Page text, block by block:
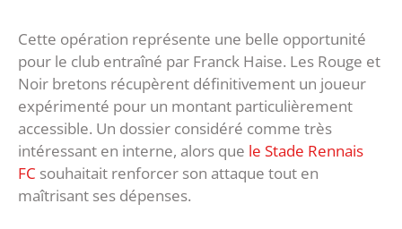
Cette opération représente une belle opportunité
pour le club entraîné par Franck Haise. Les Rouge et
Noir bretons récupèrent définitivement un joueur
expérimenté pour un montant particulièrement
accessible. Un dossier considéré comme très
intéressant en interne, alors que le Stade Rennais
FC souhaitait renforcer son attaque tout en
maîtrisant ses dépenses.